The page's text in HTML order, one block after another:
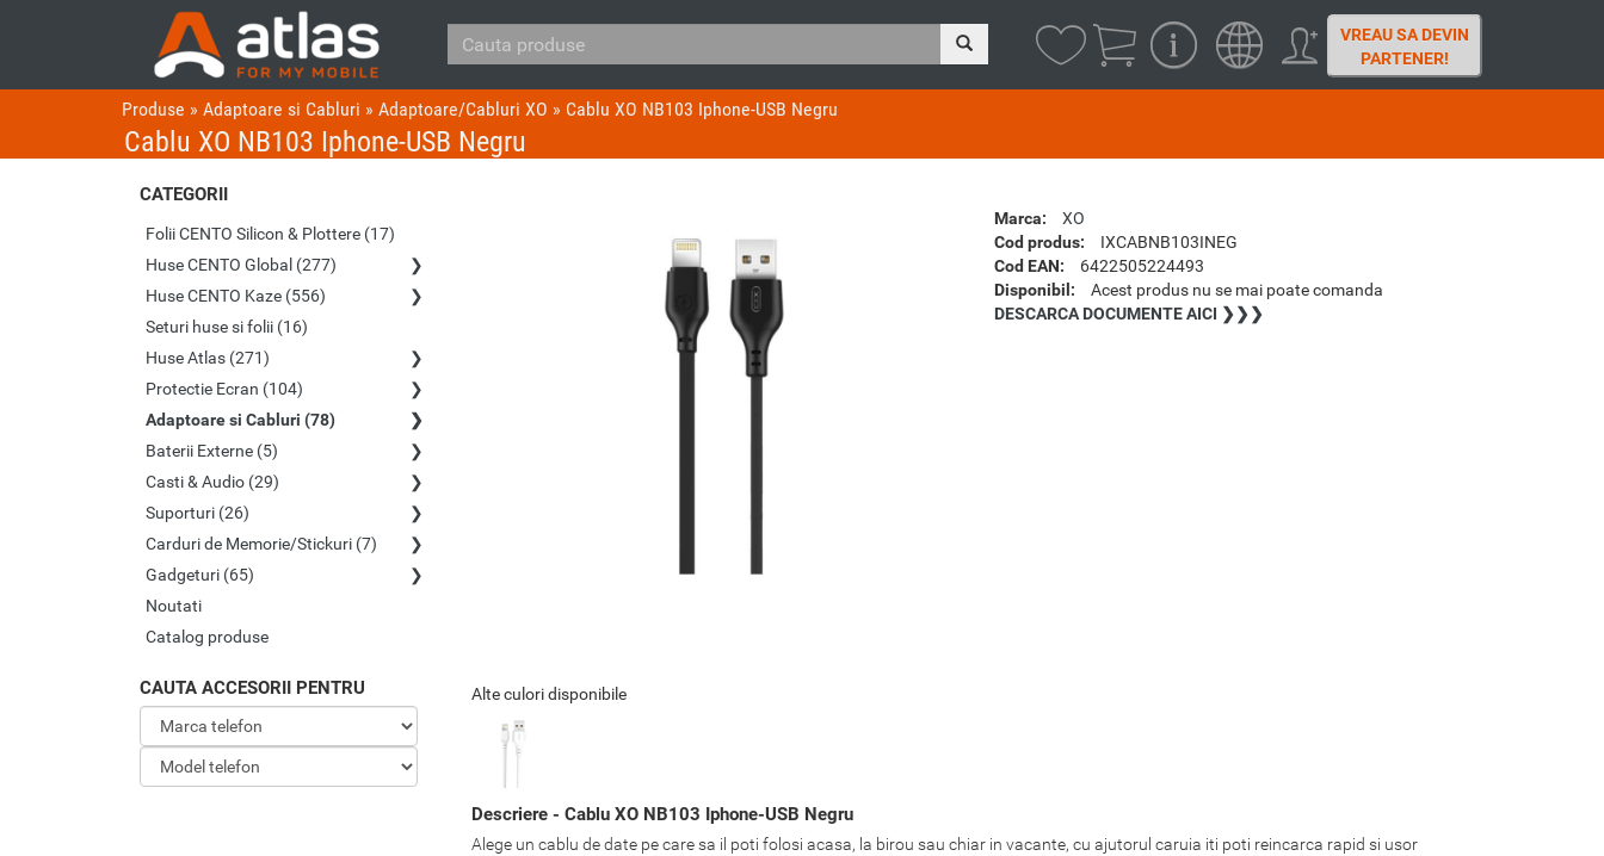
VREAU SA DEVIN
PARTENER!
Produse » Adaptoare si Cabluri » Adaptoare/Cabluri XO » Cablu XO NB103 Iphone-USB Negru
Cablu XO NB103 Iphone-USB Negru
CATEGORII
Folii CENTO Silicon & Plottere (17)
Huse CENTO Global (277)
Huse CENTO Kaze (556)
Seturi huse si folii (16)
Huse Atlas (271)
Protectie Ecran (104)
Adaptoare si Cabluri (78)
Baterii Externe (5)
Casti & Audio (29)
Suporturi (26)
Carduri de Memorie/Stickuri (7)
Gadgeturi (65)
Noutati
Catalog produse
CAUTA ACCESORII PENTRU
Marca:
XO
Cod produs:
IXCABNB103INEG
Cod EAN:
6422505224493
Disponibil:
Acest produs nu se mai poate comanda
DESCARCA DOCUMENTE AICI ❯❯❯
Alte culori disponibile
Descriere - Cablu XO NB103 Iphone-USB Negru
Alege un cablu de date pe care sa il poti folosi acasa, la birou sau chiar in vacante, cu ajutorul caruia iti poti reincarca rapid si usor